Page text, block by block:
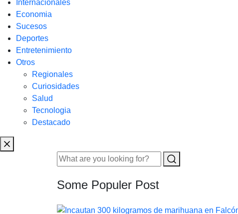
Internacionales
Economia
Sucesos
Deportes
Entretenimiento
Otros
Regionales
Curiosidades
Salud
Tecnologia
Destacado
Some Populer Post